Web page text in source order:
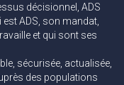
décisionnel, ADS
ADS, son mandat,
et qui sont ses
sécurisée, actualisée,
des populations